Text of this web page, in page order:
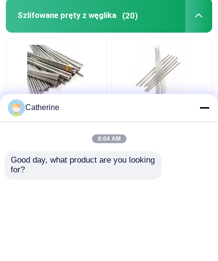
Szlifowane pręty z węglika (20)
8% kobaltowe pręty z
węglika wolframu h6 /
Najlepsza cena
cięcia prętów z węglika
wolframu 6% kobaltu
do stopów aluminium
Najlepsza cena
Catherine
8:04 AM
Good day, what product are you looking
for?